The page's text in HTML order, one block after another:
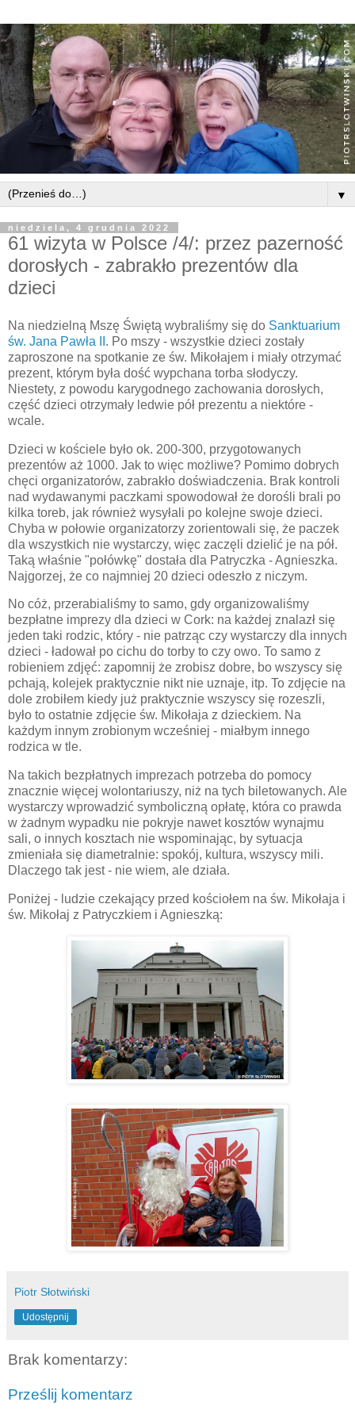
▼
niedziela, 4 grudnia 2022
61 wizyta w Polsce /4/: przez pazerność
dorosłych - zabrakło prezentów dla
dzieci
Na niedzielną Mszę Świętą wybraliśmy się do Sanktuarium
św. Jana Pawła II . Po mszy - wszystkie dzieci zostały
zaproszone na spotkanie ze św. Mikołajem i miały otrzymać
prezent, którym była dość wypchana torba słodyczy.
Niestety, z powodu karygodnego zachowania dorosłych,
część dzieci otrzymały ledwie pół prezentu a niektóre -
wcale.
Dzieci w kościele było ok. 200-300, przygotowanych
prezentów aż 1000. Jak to więc możliwe? Pomimo dobrych
chęci organizatorów, zabrakło doświadczenia. Brak kontroli
nad wydawanymi paczkami spowodował że dorośli brali po
kilka toreb, jak również wysyłali po kolejne swoje dzieci.
Chyba w połowie organizatorzy zorientowali się, że paczek
dla wszystkich nie wystarczy, więc zaczęli dzielić je na pół.
Taką właśnie "połówkę" dostała dla Patryczka - Agnieszka.
Najgorzej, że co najmniej 20 dzieci odeszło z niczym.
No cóż, przerabialiśmy to samo, gdy organizowaliśmy
bezpłatne imprezy dla dzieci w Cork: na każdej znalazł się
jeden taki rodzic, który - nie patrząc czy wystarczy dla innych
dzieci - ładował po cichu do torby to czy owo. To samo z
robieniem zdjęć: zapomnij że zrobisz dobre, bo wszyscy się
pchają, kolejek praktycznie nikt nie uznaje, itp. To zdjęcie na
dole zrobiłem kiedy już praktycznie wszyscy się rozeszli,
było to ostatnie zdjęcie św. Mikołaja z dzieckiem. Na
każdym innym zrobionym wcześniej - miałbym innego
rodzica w tle.
Na takich bezpłatnych imprezach potrzeba do pomocy
znacznie więcej wolontariuszy, niż na tych biletowanych. Ale
wystarczy wprowadzić symboliczną opłatę, która co prawda
w żadnym wypadku nie pokryje nawet kosztów wynajmu
sali, o innych kosztach nie wspominając, by sytuacja
zmieniała się diametralnie: spokój, kultura, wszyscy mili.
Dlaczego tak jest - nie wiem, ale działa.
Poniżej - ludzie czekający przed kościołem na św. Mikołaja i
św. Mikołaj z Patryczkiem i Agnieszką:
Piotr Słotwiński
Udostępnij
Brak komentarzy:
Prześlij komentarz